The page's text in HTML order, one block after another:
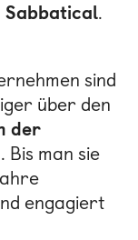
Sabbatical.
sind
über den
der
Bis man sie
engagiert